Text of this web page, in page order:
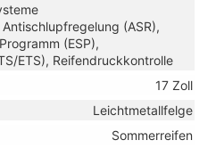
(ASR),
(ESP),
ETS), Reifendruckkontrolle
17 Zoll
Leichtmetallfelge
Sommerreifen